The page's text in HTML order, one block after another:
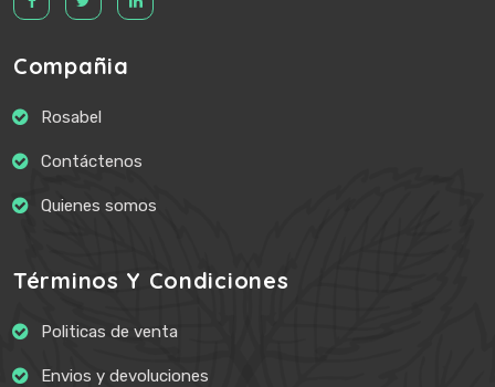
Compañia
Rosabel
Contáctenos
Quienes somos
Términos Y Condiciones
Politicas de venta
Envios y devoluciones